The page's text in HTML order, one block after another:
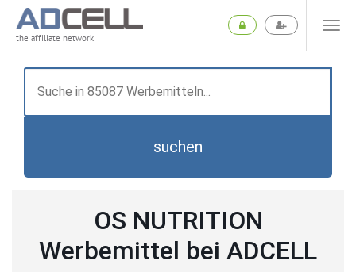
the affiliate network
suchen
OS NUTRITION
Werbemittel bei ADCELL